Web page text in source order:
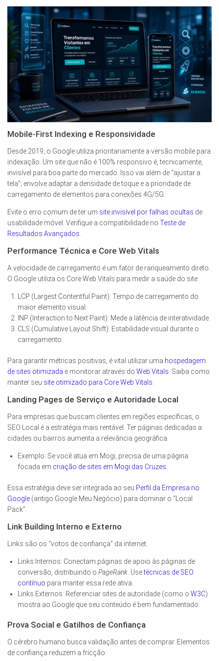
Mobile-First Indexing e Responsividade
Desde 2019, o Google utiliza prioritariamente a versão mobile para
indexação. Um site que não é 100% responsivo é, tecnicamente,
invisível para boa parte do mercado. Isso vai além de “ajustar a
tela”; envolve adaptar a densidade de toque e a prioridade de
carregamento de elementos para conexões 4G/5G.
Evite o erro comum de ter um site invisível por falhas ocultas de
usabilidade móvel. Verifique a compatibilidade no Teste de
Resultados Avançados
Performance Técnica e Core Web Vitals
A velocidade de carregamento é um fator de ranqueamento direto.
O Google utiliza os Core Web Vitals para medir a saúde do site:
LCP (Largest Contentful Paint): Tempo de carregamento do
maior elemento visual.
INP (Interaction to Next Paint): Mede a latência de interatividade.
CLS (Cumulative Layout Shift): Estabilidade visual durante o
carregamento.
Para garantir métricas positivas, é vital utilizar uma hospedagem
de sites otimizada e monitorar através do Web Vitals . Saiba como
manter seu site otimizado para Core Web Vitals
Landing Pages de Serviço e Autoridade Local
Para empresas que buscam clientes em regiões específicas, o
SEO Local é a estratégia mais rentável. Ter páginas dedicadas a
cidades ou bairros aumenta a relevância geográfica.
Exemplo: Se você atua em Mogi, precisa de uma página
focada em criação de sites em Mogi das Cruzes
Essa estratégia deve ser integrada ao seu Perfil da Empresa no
Google (antigo Google Meu Negócio) para dominar o “Local
Pack”.
Link Building Interno e Externo
Links são os “votos de confiança” da internet.
Links Internos: Conectam páginas de apoio às páginas de
conversão, distribuindo o PageRank . Usetécnicas de SEO
contínuo para manter essa rede ativa.
Links Externos: Referenciar sites de autoridade (como o W3C)
mostra ao Google que seu conteúdo é bem fundamentado.
Prova Social e Gatilhos de Confiança
O cérebro humano busca validação antes de comprar. Elementos
de confiança reduzem a fricção: